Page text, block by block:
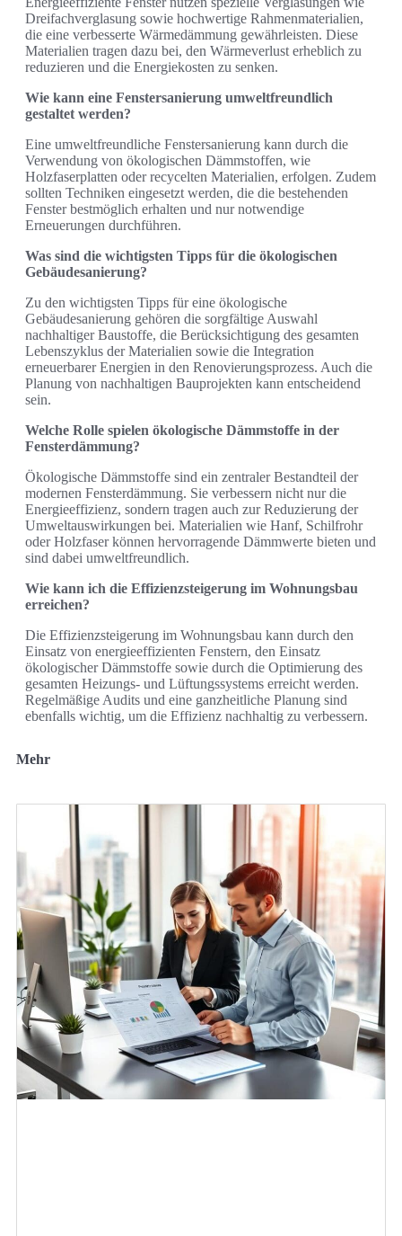
Dreifachverglasung sowie hochwertige Rahmenmaterialien,
die eine verbesserte Wärmedämmung gewährleisten. Diese
Materialien tragen dazu bei, den Wärmeverlust erheblich zu
reduzieren und die Energiekosten zu senken.
Wie kann eine Fenstersanierung umweltfreundlich
gestaltet werden?
Eine umweltfreundliche Fenstersanierung kann durch die
Verwendung von ökologischen Dämmstoffen, wie
Holzfaserplatten oder recycelten Materialien, erfolgen. Zudem
sollten Techniken eingesetzt werden, die die bestehenden
Fenster bestmöglich erhalten und nur notwendige
Erneuerungen durchführen.
Was sind die wichtigsten Tipps für die ökologischen
Gebäudesanierung?
Zu den wichtigsten Tipps für eine ökologische
Gebäudesanierung gehören die sorgfältige Auswahl
nachhaltiger Baustoffe, die Berücksichtigung des gesamten
Lebenszyklus der Materialien sowie die Integration
erneuerbarer Energien in den Renovierungsprozess. Auch die
Planung von nachhaltigen Bauprojekten kann entscheidend
sein.
Welche Rolle spielen ökologische Dämmstoffe in der
Fensterdämmung?
Ökologische Dämmstoffe sind ein zentraler Bestandteil der
modernen Fensterdämmung. Sie verbessern nicht nur die
Energieeffizienz, sondern tragen auch zur Reduzierung der
Umweltauswirkungen bei. Materialien wie Hanf, Schilfrohr
oder Holzfaser können hervorragende Dämmwerte bieten und
sind dabei umweltfreundlich.
Wie kann ich die Effizienzsteigerung im Wohnungsbau
erreichen?
Die Effizienzsteigerung im Wohnungsbau kann durch den
Einsatz von energieeffizienten Fenstern, den Einsatz
ökologischer Dämmstoffe sowie durch die Optimierung des
gesamten Heizungs- und Lüftungssystems erreicht werden.
Regelmäßige Audits und eine ganzheitliche Planung sind
ebenfalls wichtig, um die Effizienz nachhaltig zu verbessern.
Mehr